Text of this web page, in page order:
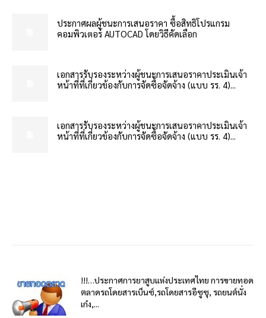
ประกาศผลผู้ชนะการเสนอราคา ซื้อสิทธิโปรแกรม
คอมพิวเตอร์ AUTOCAD โดยวิธีคัดเลือก
เอกสารรับรองระหว่างผู้ชนะการเสนอราคาประเมินเจ้า
หน้าที่ที่เกี่ยวข้องกับการจัดซื้อจัดจ้าง (แบบ รร. 4)...
เอกสารรับรองระหว่างผู้ชนะการเสนอราคาประเมินเจ้า
หน้าที่ที่เกี่ยวข้องกับการจัดซื้อจัดจ้าง (แบบ รร. 4)...
!!!…ประกาศการยาสูบแห่งประเทศไทย การขายทอด
ตลาดรถโดยสารเบ็นซ์,รถโดยสารอีซูซุ, รถยนต์นั่ง
เก๋ง,...